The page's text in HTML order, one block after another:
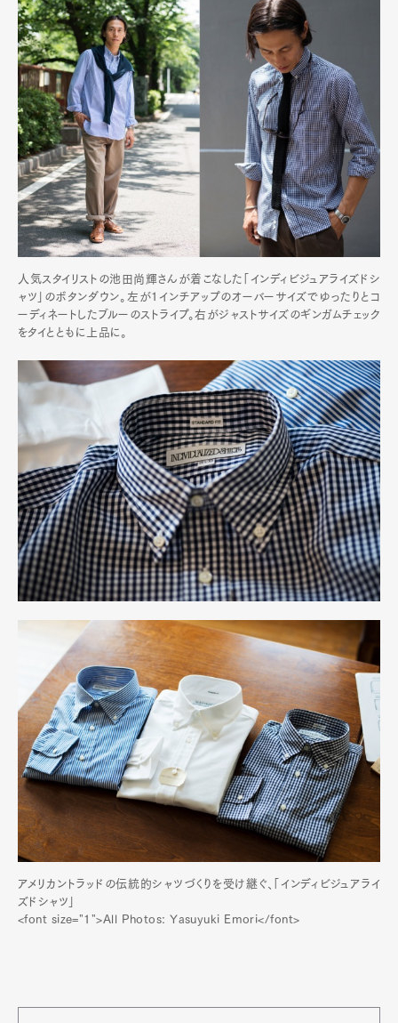
人気スタイリストの池田尚輝さんが着こなした「インディビジュアライズドシ
ャツ」のボタンダウン。左が1インチアップのオーバーサイズでゆったりとコ
ーディネートしたブルーのストライプ。右がジャストサイズのギンガムチェック
をタイとともに上品に。
アメリカントラッドの伝統的シャツづくりを受け継ぐ、「インディビジュアライ
ズドシャツ」
<font size="1">All Photos: Yasuyuki Emori</font>